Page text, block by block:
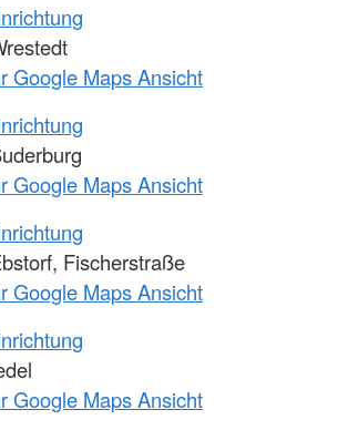
Google Maps Ansicht
Google Maps Ansicht
Fischerstraße
Google Maps Ansicht
Google Maps Ansicht